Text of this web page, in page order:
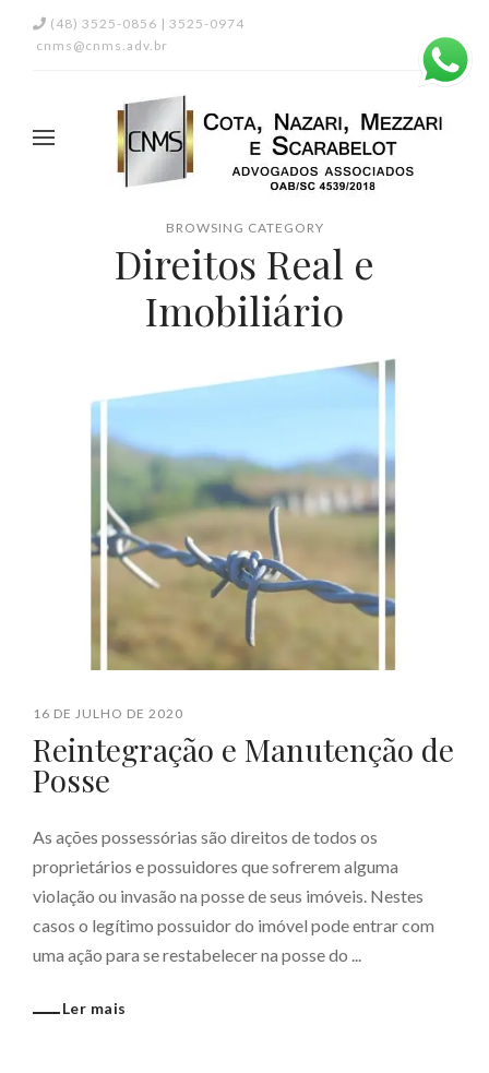
(48) 3525-0856 | 3525-0974
cnms@cnms.adv.br
BROWSING CATEGORY
Direitos Real e
Imobiliário
16 DE JULHO DE 2020
Reintegração e Manutenção de
Posse
As ações possessórias são direitos de todos os
proprietários e possuidores que sofrerem alguma
violação ou invasão na posse de seus imóveis. Nestes
casos o legítimo possuidor do imóvel pode entrar com
uma ação para se restabelecer na posse do ...
Ler mais